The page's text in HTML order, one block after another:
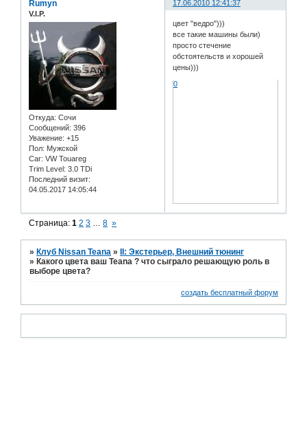
17.06.2010 12:41:37
Rumyn
V.I.P.
Откуда: Сочи
Сообщений: 396
Уважение: +15
Пол: Мужской
Car: VW Touareg
Trim Level: 3.0 TDi
Последний визит:
04.05.2017 14:05:44
цвет "ведро")))
все такие машины были)
просто стечение
обстоятельств и хорошей
цены)))
0
Страница:1 2 3 … 8 »
» Клуб Nissan Teana »
II: Экстерьер, Внешний тюнинг
» Какого цвета ваш Teana ? что сыграло решающую роль в
выборе цвета?
создать бесплатный форум